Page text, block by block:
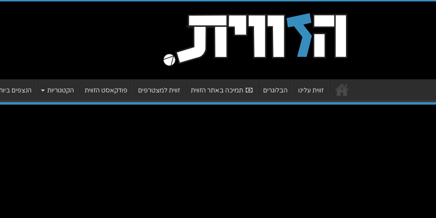
זווית עלינו הבלוגרים תמיכה באתר הזווית זווית למצטרפים פודקאסט הזווית הקטגוריות הנצפים